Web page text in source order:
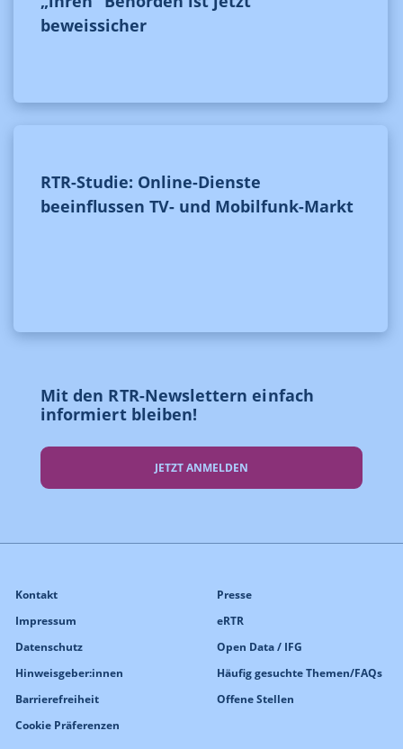
beweissicher
RTR-Studie: Online-Dienste
beeinflussen TV- und Mobilfunk-Markt
Mit den RTR-Newslettern einfach
informiert bleiben!
JETZT ANMELDEN
Kontakt
Impressum
Datenschutz
Hinweisgeber:innen
Barrierefreiheit
Cookie Präferenzen
Presse
eRTR
Open Data / IFG
Häufig gesuchte Themen/FAQs
Offene Stellen